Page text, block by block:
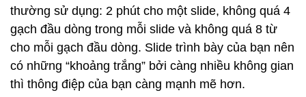
thường sử dụng: 2 phút cho một slide, không quá 4
gạch đầu dòng trong mỗi slide và không quá 8 từ
cho mỗi gạch đầu dòng. Slide trình bày của bạn nên
có những “khoảng trắng” bởi càng nhiều không gian
thì thông điệp của bạn càng mạnh mẽ hơn.